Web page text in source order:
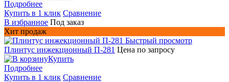
Подробнее
Купить в 1 клик Сравнение
В избранное Под заказ
Хит продаж
Быстрый просмотр
Плинтус инжекционный П-281 Цена по запросу
Купить
Подробнее
Купить в 1 клик Сравнение